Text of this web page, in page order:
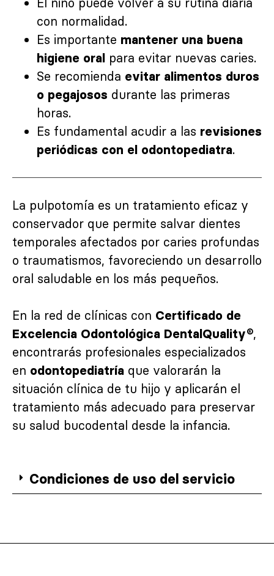
con normalidad.
Es importante mantener una buena
higiene oral para evitar nuevas caries.
Se recomienda evitar alimentos duros
o pegajosos durante las primeras
horas.
Es fundamental acudir a las revisiones
periódicas con el odontopediatra.
La pulpotomía es un tratamiento eficaz y
conservador que permite salvar dientes
temporales afectados por caries profundas
o traumatismos, favoreciendo un desarrollo
oral saludable en los más pequeños.
En la red de clínicas con Certificado de
Excelencia Odontológica DentalQuality®,
encontrarás profesionales especializados
en odontopediatría que valorarán la
situación clínica de tu hijo y aplicarán el
tratamiento más adecuado para preservar
su salud bucodental desde la infancia.
Condiciones de uso del servicio